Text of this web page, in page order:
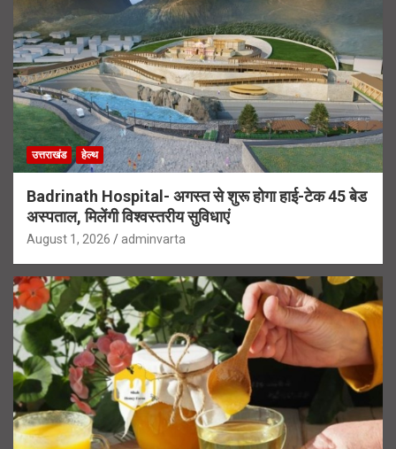
उत्तराखंड हेल्थ
Badrinath Hospital- अगस्त से शुरू होगा हाई-टेक 45 बेड
अस्पताल, मिलेंगी विश्वस्तरीय सुविधाएं
August 1, 2026 adminvarta